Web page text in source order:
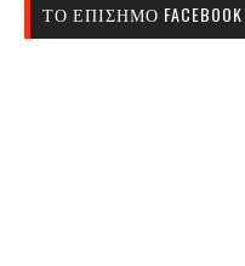
ΤΟ ΕΠΊΣΗΜΟ